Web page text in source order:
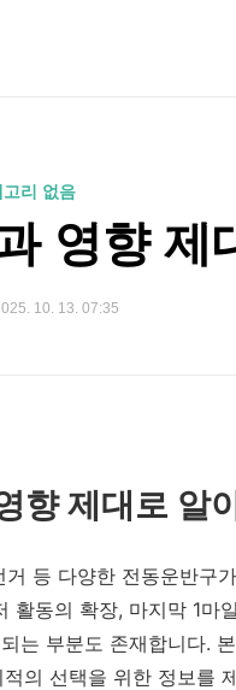
고리 없음
영향 제
10. 13. 07:35
향 제대로 알
등 다양한 전동운반구
동의 확장, 마지막 1마
는 부분도 존재합니다.
의 선택을 위한 정보를